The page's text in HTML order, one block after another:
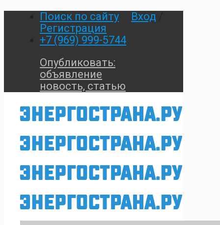
Поиск по сайту Вход
Регистрация
+7 (969) 999-5744
Опубликовать:
объявление
новость, статью